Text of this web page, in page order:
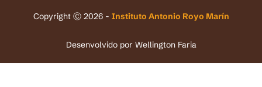
Copyright Ⓒ 2026 - Instituto Antonio Royo Marín
Desenvolvido por Wellington Faria